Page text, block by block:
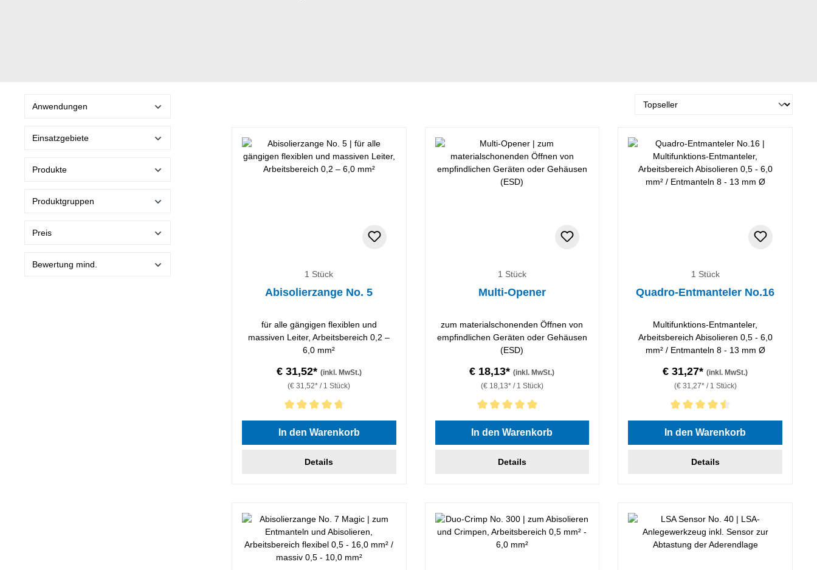
Anwendungen
Einsatzgebiete
Produkte
Produktgruppen
Preis
Bewertung mind.
1 Stück
Abisolierzange No. 5
für alle gängigen flexiblen und
massiven Leiter, Arbeitsbereich 0,2 –
6,0 mm²
€ 31,52* (inkl. MwSt.)
(€ 31,52* / 1 Stück)
Durchschnittliche Bewertung von 4.86 von 5 Sternen
In den Warenkorb
Details
1 Stück
Multi-Opener
zum materialschonenden Öffnen von
empfindlichen Geräten oder Gehäusen
(ESD)
€ 18,13*(inkl. MwSt.)
(€ 18,13* / 1 Stück)
Durchschnittliche Bewertung von 5 von 5 Sternen
In den Warenkorb
Details
1 Stück
Quadro-Entmanteler No.16
Multifunktions-Entmanteler,
Arbeitsbereich Abisolieren 0,5 - 6,0
mm² / Entmanteln 8 - 13 mm Ø
€ 31,27*(inkl. MwSt.)
(€ 31,27* / 1 Stück)
Durchschnittliche Bewertung von 4.5 von 5
In den Warenkorb
Details